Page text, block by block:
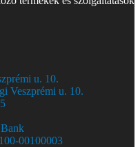
u. 10.
Veszprémi u. 10.
00100003